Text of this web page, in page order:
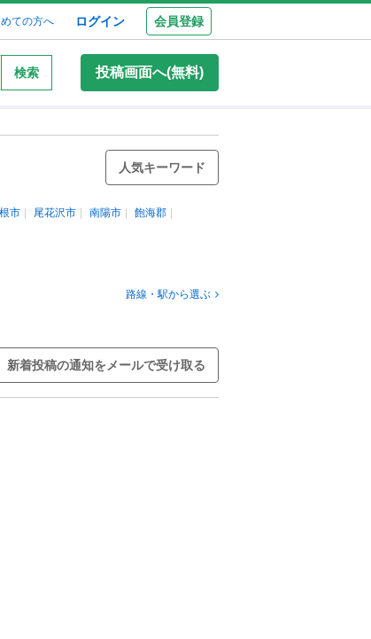
ての方へ ログイン 会員登録
検索 投稿画面へ(無料)
人気キーワード
市 尾花沢市 南陽市
飽海郡
路線・駅から選ぶ
新着投稿の通知をメールで受け取る